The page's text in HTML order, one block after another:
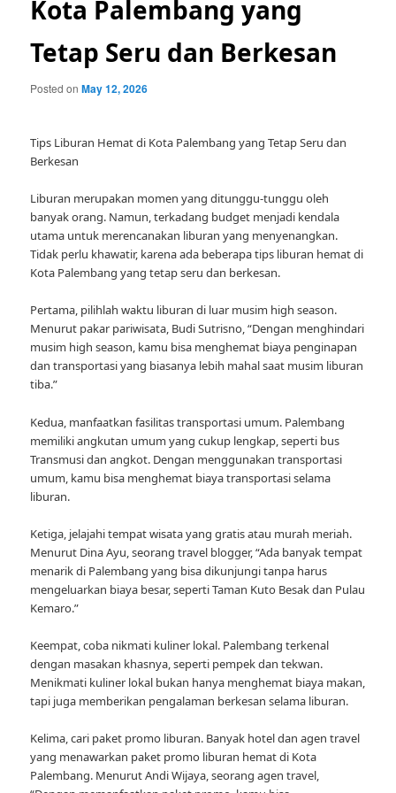
Kota Palembang yang
Tetap Seru dan Berkesan
Posted onMay 12, 2026
Tips Liburan Hemat di Kota Palembang yang Tetap Seru dan
Berkesan
Liburan merupakan momen yang ditunggu-tunggu oleh
banyak orang. Namun, terkadang budget menjadi kendala
utama untuk merencanakan liburan yang menyenangkan.
Tidak perlu khawatir, karena ada beberapa tips liburan hemat di
Kota Palembang yang tetap seru dan berkesan.
Pertama, pilihlah waktu liburan di luar musim high season.
Menurut pakar pariwisata, Budi Sutrisno, “Dengan menghindari
musim high season, kamu bisa menghemat biaya penginapan
dan transportasi yang biasanya lebih mahal saat musim liburan
tiba.”
Kedua, manfaatkan fasilitas transportasi umum. Palembang
memiliki angkutan umum yang cukup lengkap, seperti bus
Transmusi dan angkot. Dengan menggunakan transportasi
umum, kamu bisa menghemat biaya transportasi selama
liburan.
Ketiga, jelajahi tempat wisata yang gratis atau murah meriah.
Menurut Dina Ayu, seorang travel blogger, “Ada banyak tempat
menarik di Palembang yang bisa dikunjungi tanpa harus
mengeluarkan biaya besar, seperti Taman Kuto Besak dan Pulau
Kemaro.”
Keempat, coba nikmati kuliner lokal. Palembang terkenal
dengan masakan khasnya, seperti pempek dan tekwan.
Menikmati kuliner lokal bukan hanya menghemat biaya makan,
tapi juga memberikan pengalaman berkesan selama liburan.
Kelima, cari paket promo liburan. Banyak hotel dan agen travel
yang menawarkan paket promo liburan hemat di Kota
Palembang. Menurut Andi Wijaya, seorang agen travel,